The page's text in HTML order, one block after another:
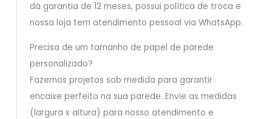
dá garantia de 12 meses, possui política de troca e
nossa loja tem atendimento pessoal via WhatsApp.
Precisa de um tamanho de papel de parede
personalizado?
Fazemos projetos sob medida para garantir
encaixe perfeito na sua parede. Envie as medidas
(largura x altura) para nosso atendimento e